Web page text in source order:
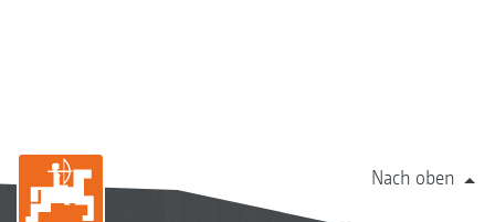
Nach oben